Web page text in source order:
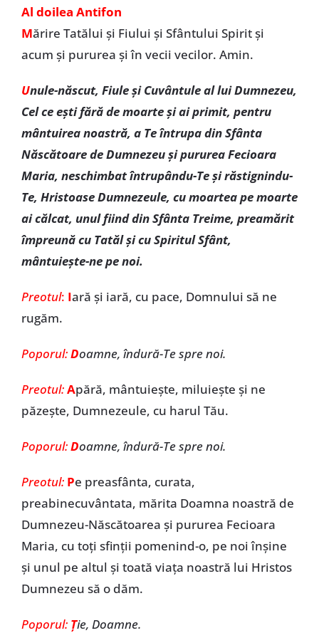
Al doilea Antifon
Mărire Tatălui şi Fiului şi Sfântului Spirit și
acum și pururea și în vecii vecilor. Amin.
Unule-născut, Fiule şi Cuvântule al lui Dumnezeu,
Cel ce eşti fără de moarte şi ai primit, pentru
mântuirea noastră, a Te întrupa din Sfânta
Născătoare de Dumnezeu şi pururea Fecioara
Maria, neschimbat întrupându-Te şi răstignindu-
Te, Hristoase Dumnezeule, cu moartea pe moarte
ai călcat, unul fiind din Sfânta Treime, preamărit
împreună cu Tatăl şi cu Spiritul Sfânt,
mântuieşte-ne pe noi.
Preotul: Iară şi iară, cu pace, Domnului să ne
rugăm.
Poporul:Doamne, îndură-Te spre noi.
Preotul:Apără, mântuieşte, miluieşte şi ne
păzeşte, Dumnezeule, cu harul Tău.
Poporul:Doamne, îndură-Te spre noi.
Preotul: Pe preasfânta, curata,
preabinecuvântata, mărita Doamna noastră de
Dumnezeu-Născătoarea şi pururea Fecioara
Maria, cu toţi sfinţii pomenind-o, pe noi înşine
şi unul pe altul şi toată viaţa noastră lui Hristos
Dumnezeu să o dăm.
Poporul: Ţie, Doamne.